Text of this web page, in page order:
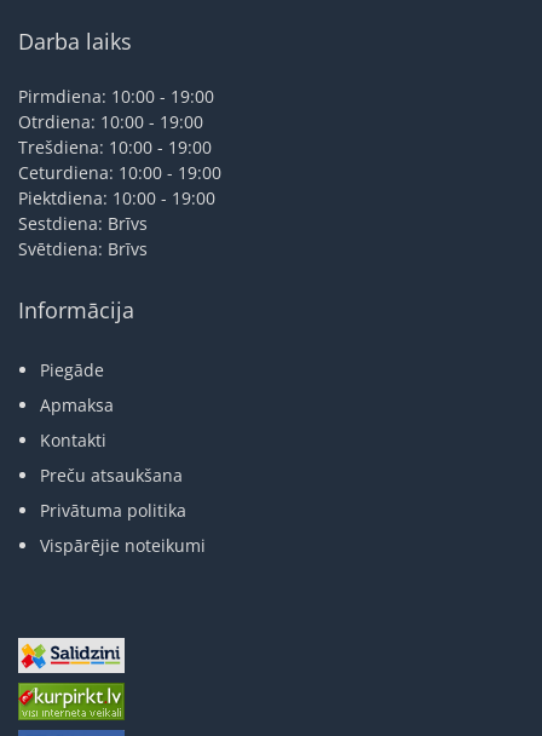
Darba laiks
Pirmdiena: 10:00 - 19:00
Otrdiena: 10:00 - 19:00
Trešdiena: 10:00 - 19:00
Ceturdiena: 10:00 - 19:00
Piektdiena: 10:00 - 19:00
Sestdiena: Brīvs
Svētdiena: Brīvs
Informācija
Piegāde
Apmaksa
Kontakti
Preču atsaukšana
Privātuma politika
Vispārējie noteikumi